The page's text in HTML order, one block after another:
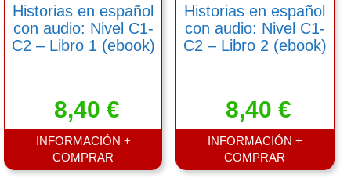
Historias en español
con audio: Nivel C1-
C2 – Libro 1 (ebook)
8,40€
INFORMACIÓN +
COMPRAR
página
de
Historias en español
con audio: Nivel C1-
C2 – Libro 2 (ebook)
8,40€
INFORMACIÓN +
COMPRAR
página
de